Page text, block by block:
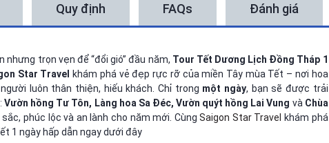
Quy định FAQs Đánh giá
trọn vẹn để “đổi gió” đầu năm, Tour Tết Dương Lịch Đồng Tháp 1
Star Travel
khám phá vẻ đẹp rực rỡ của miền Tây mùa Tết – nơi hoa
luôn thân thiện, hiếu khách. Chỉ trong một ngày, bạn sẽ được trải
Vườn hồng Tư Tôn, Làng hoa Sa Đéc, Vườn quýt hồng Lai Vung và Chùa
phúc lộc và an lành cho năm mới. CùngSaigon Star Travel
khám phá
1 ngày hấp dẫn ngay dưới đây